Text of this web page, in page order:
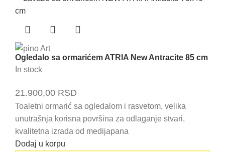
Ogledalo sa ormarićem ATRIA New Antracite 85 cm
In stock
21.900,00 RSD
Toaletni ormarić sa ogledalom i rasvetom, velika
unutrašnja korisna površina za odlaganje stvari,
kvalitetna izrada od medijapana
Dodaj u korpu